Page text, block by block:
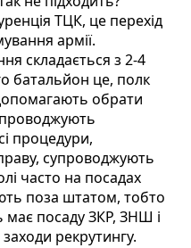
ТЦК, це перехід
армії.
складається з 2-4
батальйон це, полк
обрати
процедури,
супроводжують
часто на посадах
поза штатом, тобто
має посаду ЗКР, ЗНШ і
рекрутингу.